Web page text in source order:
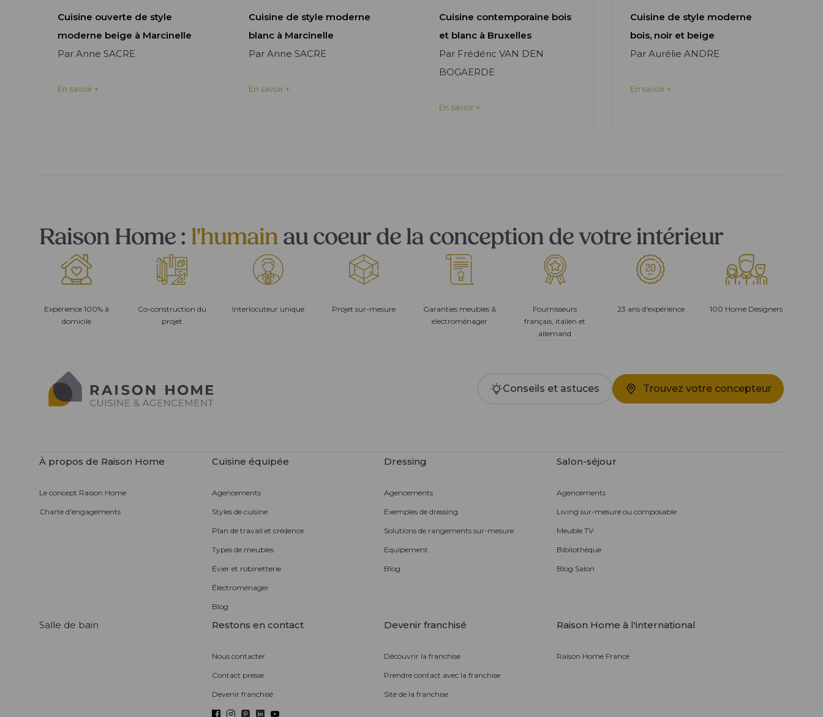
Cuisine ouverte de style
moderne beige à Marcinelle
Par Anne SACRE
En savoir +
Cuisine de style moderne
blanc à Marcinelle
Par Anne SACRE
En savoir +
Cuisine contemporaine bois
et blanc à Bruxelles
Par Frédéric VAN DEN
BOGAERDE
En savoir +
Cuisine de style moderne
bois, noir et beige
Par Aurélie ANDRE
En savoir +
Raison Home : l'humainau coeur de la conception de votre intérieur
Expérience 100% à
domicile
Co-construction du
projet
Interlocuteur unique Projet sur-mesure
Garanties meubles &
électroménager
Fournisseurs
français, italien et
allemand
23 ans d'expérience 100 Home Designers
Conseils et astuces Trouvez votre concepteur
À propos de Raison Home
Le concept Raison Home
Charte d'engagements
Cuisine équipée
Agencements
Styles de cuisine
Plan de travail et crédence
Types de meubles
Évier et robinetterie
Électroménager
Blog
Dressing
Agencements
Exemples de dressing
Solutions de rangements sur-mesure
Equipement
Blog
Salon-séjour
Agencements
Living sur-mesure ou composable
Meuble TV
Bibliothèque
Blog Salon
Salle de bain Restons en contact
Nous contacter
Contact presse
Devenir franchisé
Devenir franchisé
Découvrir la franchise
Prendre contact avec la franchise
Site de la franchise
Raison Home à l'international
Raison Home France